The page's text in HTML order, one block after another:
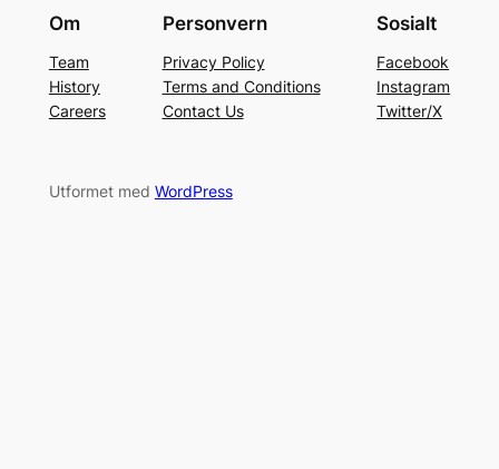
Om
Team
History
Careers
Personvern
Privacy Policy
Terms and Conditions
Contact Us
Sosialt
Facebook
Instagram
Twitter/X
Utformet med WordPress